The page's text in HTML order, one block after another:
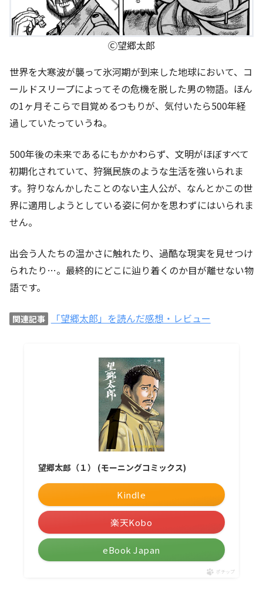
Ⓒ望郷太郎
世界を大寒波が襲って氷河期が到来した地球において、コ
ールドスリープによってその危機を脱した男の物語。ほん
の1ヶ月そこらで目覚めるつもりが、気付いたら500年経
過していたっていうね。
500年後の未来であるにもかかわらず、文明がほぼすべて
初期化されていて、狩猟民族のような生活を強いられま
す。狩りなんかしたことのない主人公が、なんとかこの世
界に適用しようとしている姿に何かを思わずにはいられま
せん。
出会う人たちの温かさに触れたり、過酷な現実を見せつけ
られたり…。最終的にどこに辿り着くのか目が離せない物
語です。
関連記事 「望郷太郎」を読んだ感想・レビュー
望郷太郎（１） (モーニングコミックス)
Kindle
楽天Kobo
eBook Japan
ポチップ